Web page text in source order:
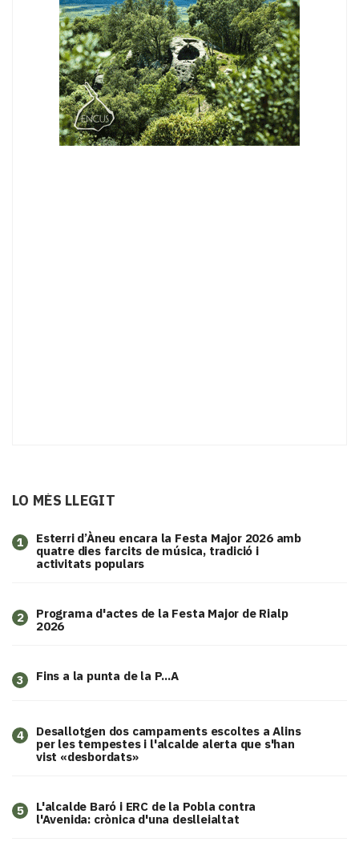
LO MÉS LLEGIT
1
Esterri d’Àneu encara la Festa Major 2026 amb
quatre dies farcits de música, tradició i
activitats populars
2
Programa d'actes de la Festa Major de Rialp
2026
3 Fins a la punta de la P...A
4
​Desallotgen dos campaments escoltes a Alins
per les tempestes i l'alcalde alerta que s'han
vist «desbordats»
5
L'alcalde Baró i ERC de la Pobla contra
l'Avenida: crònica d'una deslleialtat